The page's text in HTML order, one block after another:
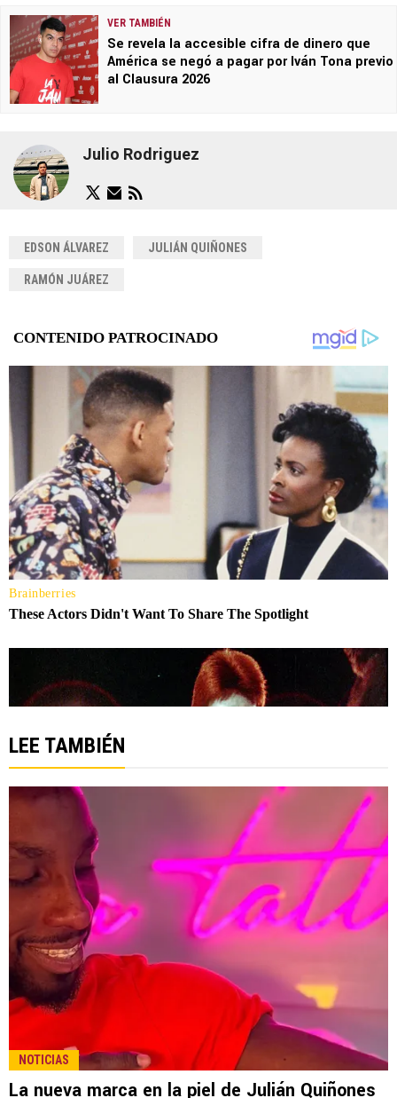
VER TAMBIÉN
Se revela la accesible cifra de dinero que
América se negó a pagar por Iván Tona previo
al Clausura 2026
Julio Rodriguez
EDSON ÁLVAREZ JULIÁN QUIÑONES
RAMÓN JUÁREZ